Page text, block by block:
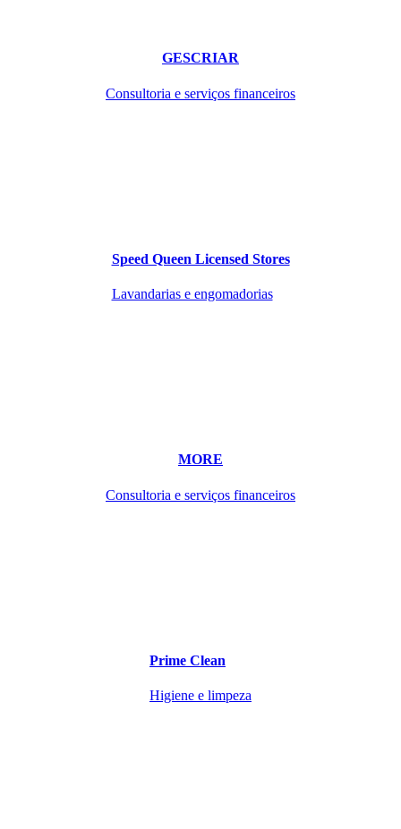
GESCRIAR
Consultoria e serviços financeiros
Speed Queen Licensed Stores
Lavandarias e engomadorias
MORE
Consultoria e serviços financeiros
Prime Clean
Higiene e limpeza